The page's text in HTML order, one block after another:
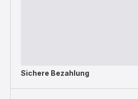
Sichere Bezahlung